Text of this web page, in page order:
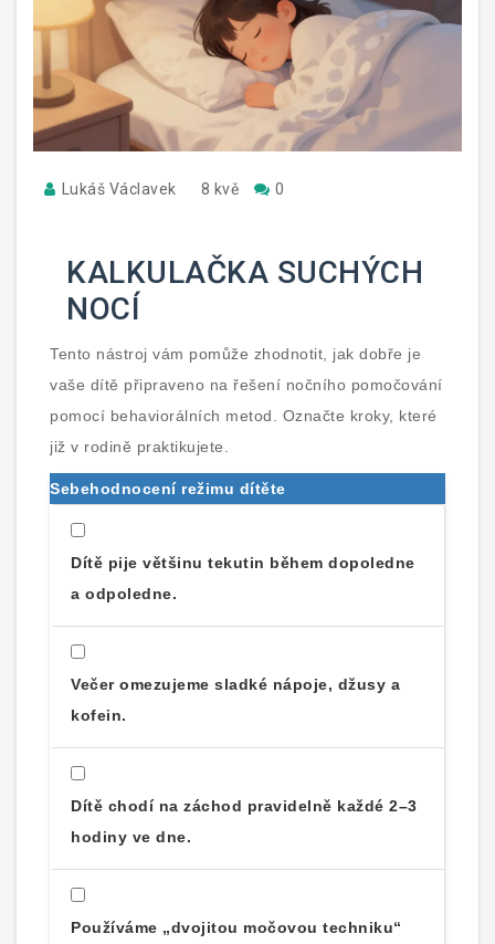
Lukáš Václavek 8 kvě 0
KALKULAČKA SUCHÝCH
NOCÍ
Tento nástroj vám pomůže zhodnotit, jak dobře je
vaše dítě připraveno na řešení nočního pomočování
pomocí behaviorálních metod. Označte kroky, které
již v rodině praktikujete.
Sebehodnocení režimu dítěte
Dítě pije většinu tekutin během dopoledne
a odpoledne.
Večer omezujeme sladké nápoje, džusy a
kofein.
Dítě chodí na záchod pravidelně každé 2–3
hodiny ve dne.
Používáme „dvojitou močovou techniku“